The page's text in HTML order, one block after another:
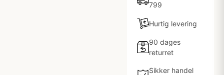
799
Hurtig levering
90 dages
returret
Sikker handel